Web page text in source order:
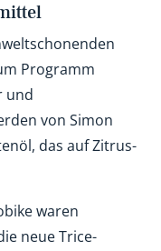
Programm
und
von Simon
das auf Zitrus-
waren
neue Trice-